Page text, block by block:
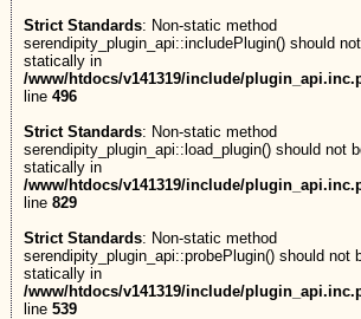
Strict Standards: Non-static method
serendipity_plugin_api::includePlugin() should
statically in
/www/htdocs/v141319/include/
line 496
Strict Standards: Non-static method
serendipity_plugin_api::load_plugin() should not
statically in
/www/htdocs/v141319/include/
line 829
Strict Standards: Non-static method
serendipity_plugin_api::probePlugin() should not
statically in
/www/htdocs/v141319/include/
line 539